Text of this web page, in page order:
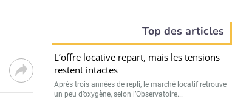
Top des articles
L’offre locative repart, mais les tensions
restent intactes
Après trois années de repli, le marché locatif retrouve
un peu d’oxygène, selon l’Observatoire...